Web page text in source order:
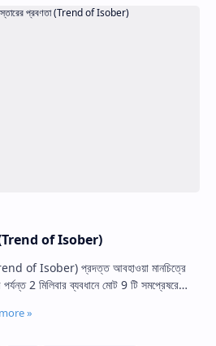
(Trend of Isober)
of Isober) প্রদত্ত আবহাওয়া মানচিত্রে
2 মিলিবার ব্যবধানে মোট 9 টি সমপ্রেষরে…